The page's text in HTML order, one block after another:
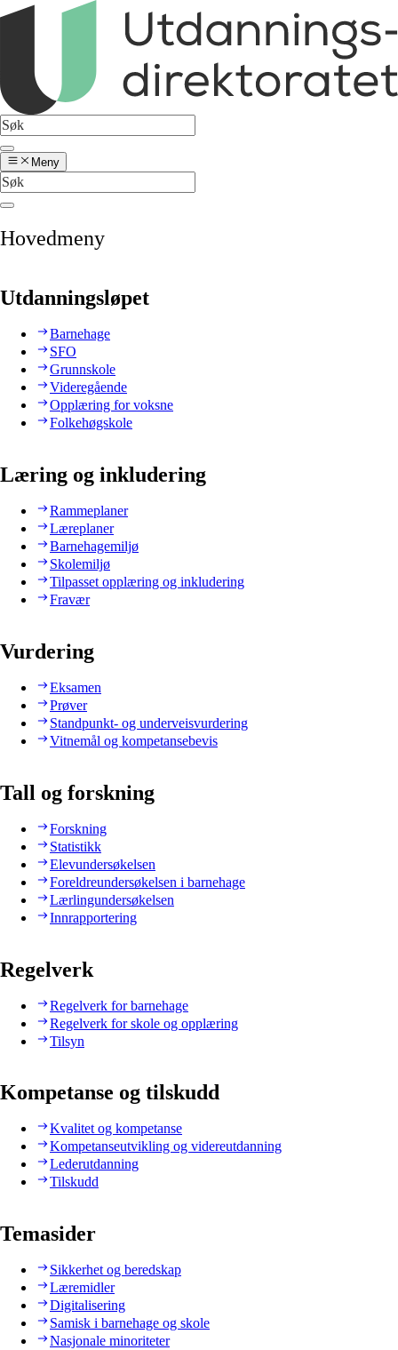
Meny
Hovedmeny
Utdanningsløpet
Barnehage
SFO
Grunnskole
Videregående
Opplæring for voksne
Folkehøgskole
Læring og inkludering
Rammeplaner
Læreplaner
Barnehagemiljø
Skolemiljø
Tilpasset opplæring og inkludering
Fravær
Vurdering
Eksamen
Prøver
Standpunkt- og underveisvurdering
Vitnemål og kompetansebevis
Tall og forskning
Forskning
Statistikk
Elevundersøkelsen
Foreldreundersøkelsen i barnehage
Lærlingundersøkelsen
Innrapportering
Regelverk
Regelverk for barnehage
Regelverk for skole og opplæring
Tilsyn
Kompetanse og tilskudd
Kvalitet og kompetanse
Kompetanseutvikling og videreutdanning
Lederutdanning
Tilskudd
Temasider
Sikkerhet og beredskap
Læremidler
Digitalisering
Samisk i barnehage og skole
Nasjonale minoriteter